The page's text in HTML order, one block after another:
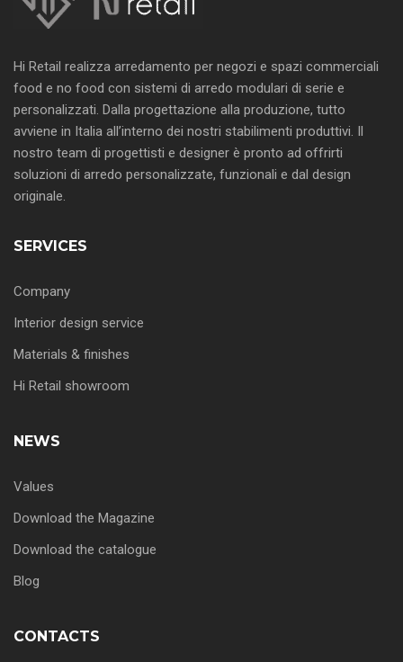
Hi Retail realizza arredamento per negozi e spazi commerciali
food e no food con sistemi di arredo modulari di serie e
personalizzati. Dalla progettazione alla produzione, tutto
avviene in Italia all’interno dei nostri stabilimenti produttivi. Il
nostro team di progettisti e designer è pronto ad offrirti
soluzioni di arredo personalizzate, funzionali e dal design
originale.
SERVICES
Company
Interior design service
Materials & finishes
Hi Retail showroom
NEWS
Values
Download the Magazine
Download the catalogue
Blog
CONTACTS